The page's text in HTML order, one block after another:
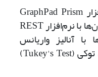
داده‌ها با نرم‌افزار GraphPad Prism
نسخه 10 تحلیل شدند. بیان ژن‌ها با نرم‌افزار REST
آنالیز واریانس
یک‌طرفه (ANOVA) و آزمون توکی (Tukey's Test)